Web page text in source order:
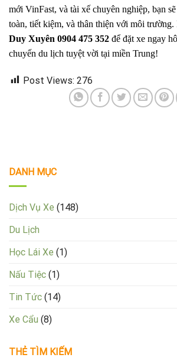
mới VinFast, và tài xế chuyên nghiệp, bạn
toàn, tiết kiệm, và thân thiện với môi trường.
Duy Xuyên 0904 475 352 để đặt xe ngay
chuyến du lịch tuyệt vời tại miền Trung!
Post Views: 276
DANH MỤC
Dịch Vụ Xe (148)
Du Lịch
Học Lái Xe (1)
Nấu Tiệc (1)
Tin Tức (14)
Xe Cẩu (8)
THẺ TÌM KIẾM